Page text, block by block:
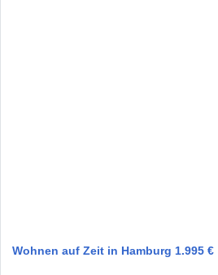
Wohnen auf Zeit in Hamburg 1.995 €